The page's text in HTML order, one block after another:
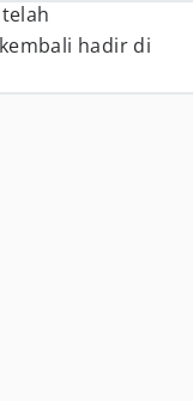
hadir di